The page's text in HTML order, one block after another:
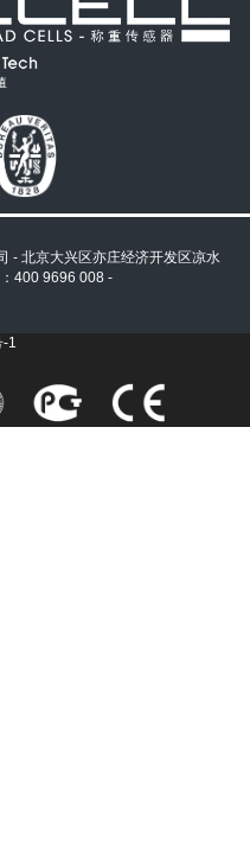
- 北京大兴区亦庄经济开发区凉水
400 9696 008 -
1